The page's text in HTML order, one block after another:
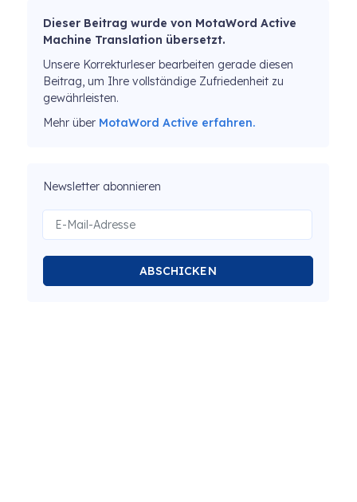
Dieser Beitrag wurde von MotaWord Active
Machine Translation übersetzt.
Unsere Korrekturleser bearbeiten gerade diesen
Beitrag, um Ihre vollständige Zufriedenheit zu
gewährleisten.
Mehr über MotaWord Active erfahren.
Newsletter abonnieren
ABSCHICKEN